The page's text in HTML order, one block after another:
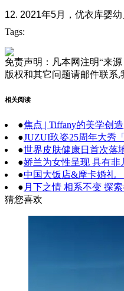
12. 2021年5月，优衣库婴
Tags:
免责声明：凡本网注明“来
版权和其它问题请邮件联系,
相关阅读
●焦点 | Tiffany的美学创
●JUZUI玖姿25周年大秀
●世界皮肤健康日首次落
●娇兰为女性呈现 具有
●中国大饭店&摩卡婚礼
● 月下之情 相系不变 探
猜您喜欢